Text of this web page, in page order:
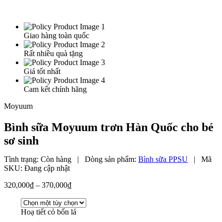
Giao hàng toàn quốc
Rất nhiều quà tặng
Giá tốt nhất
Cam kết chính hãng
Moyuum
Bình sữa Moyuum trơn Hàn Quốc cho bé
sơ sinh
Tình trạng: Còn hàng | Dòng sản phẩm: Bình sữa PPSU |
Mã
SKU: Đang cập nhật
320,000₫ – 370,000₫Khoảng
từ
320,000₫
Hoạ tiết cỏ bốn lá